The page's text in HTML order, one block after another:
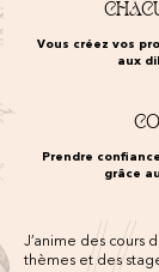
Vous créez vos
aux
Prendre
grâce
J’anime des cours
thèmes et des